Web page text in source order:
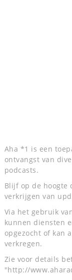
Aha *1 is een
ontvangst van
podcasts.
Blijf op de hoogte
verkrijgen van
Via het gebruik
kunnen diensten
opgezocht of kan
verkregen.
Zie voor details
"http://